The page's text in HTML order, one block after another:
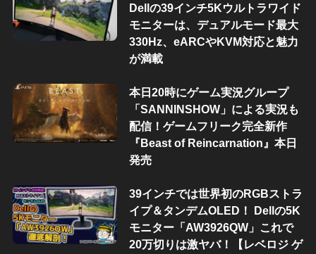
Dellの39インチ5Kウルトラワイド
モニターは、デュアルモード最大
330Hz、eARCやKVM対応と魅力
が満載
本日20時にゲーム実況グループ
「SANNINSHOW」による実況も
配信！ゲームフリーク完全新作
『Beast of Reincarnation』本日
発売
39インチでは世界初のRGBストラ
イプ＆タンデムOLED！ Dellの5K
モニター「AW3926QW」これで
20万切りは激ヤバ！【レベロジ ゲ